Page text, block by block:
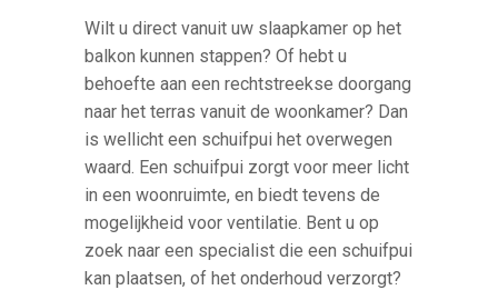
Wilt u direct vanuit uw slaapkamer op het
balkon kunnen stappen? Of hebt u
behoefte aan een rechtstreekse doorgang
naar het terras vanuit de woonkamer? Dan
is wellicht een schuifpui het overwegen
waard. Een schuifpui zorgt voor meer licht
in een woonruimte, en biedt tevens de
mogelijkheid voor ventilatie. Bent u op
zoek naar een specialist die een schuifpui
kan plaatsen, of het onderhoud verzorgt?